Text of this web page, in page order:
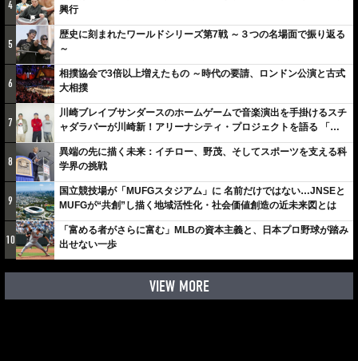
4
興行
5
歴史に刻まれたワールドシリーズ第7戦 ～３つの名場面で振り返る
～
6
相撲協会で3倍以上増えたもの ～時代の要請、ロンドン公演と古式
大相撲
7
川崎ブレイブサンダースのホームゲームで音楽演出を手掛けるスチ
ャダラパーが川崎新！アリーナシティ・プロジェクトを語る 「楽
しみでしかないでしょ。川崎は、ずっと成長曲線だから」
8
異端の先に描く未来：イチロー、野茂、そしてスポーツを支える科
学界の挑戦
9
国立競技場が「MUFGスタジアム」に 名前だけではない…JNSEと
MUFGが“共創”し描く地域活性化・社会価値創造の近未来図とは
10
「富める者がさらに富む」MLBの資本主義と、日本プロ野球が踏み
出せない一歩
VIEW MORE